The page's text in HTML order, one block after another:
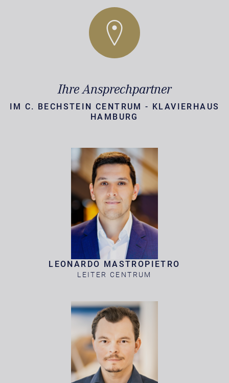
Ihre Ansprechpartner
IM C. BECHSTEIN CENTRUM - KLAVIERHAUS
HAMBURG
LEONARDO MASTROPIETRO
LEITER CENTRUM